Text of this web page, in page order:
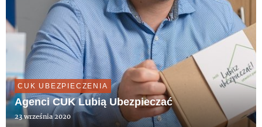
CUK UBEZPIECZENIA
Agenci CUK Lubią Ubezpieczać
23 września 2020